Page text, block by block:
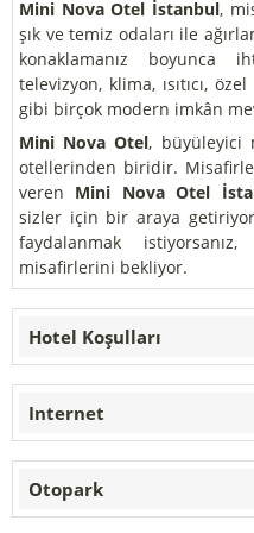
Mini Nova Otel İstanbul,
şık ve temiz odaları ile
konaklamanız boyunca
televizyon, klima, ısıtıcı,
gibi birçok modern imkân
Mini Nova Otel, büyüleyici
otellerinden biridir.
veren Mini Nova Otel
sizler için bir araya
faydalanmak istiyorsanız,
misafirlerini bekliyor.
Hotel Koşulları
Internet
Otopark